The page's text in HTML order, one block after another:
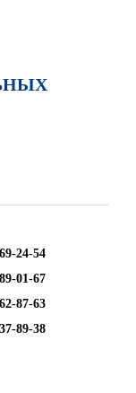
24-54
01-67
87-63
89-38